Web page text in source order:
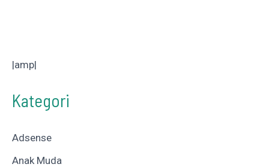
|amp|
Kategori
Adsense
Anak Muda